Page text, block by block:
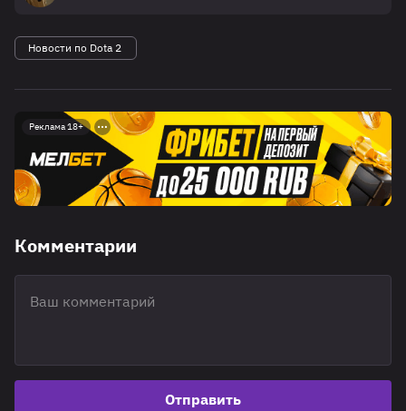
Новости по Dota 2
Реклама 18+
Комментарии
Отправить